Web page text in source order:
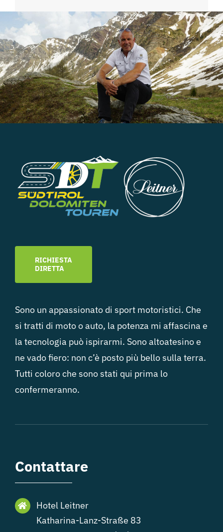
RICHIESTA
DIRETTA
Sono un appassionato di sport motoristici. Che
si tratti di moto o auto, la potenza mi affascina e
la tecnologia può ispirarmi. Sono altoatesino e
ne vado fiero: non c’è posto più bello sulla terra.
Tutti coloro che sono stati qui prima lo
confermeranno.
Contattare
Hotel Leitner
Katharina-Lanz-Straße 83